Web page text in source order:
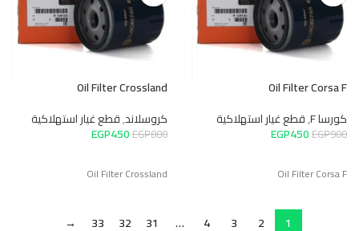
Oil Filter Corsa F
كورسا F ,قطع غيار استهلاكية
EGP900
EGP450
Oil Filter Corsa F
Oil Filter Crossland
كروسلاند,قطع غيار استهلاكية
EGP800
EGP450
Oil Filter Crossland
1
2
3
4
…
31
32
33
→